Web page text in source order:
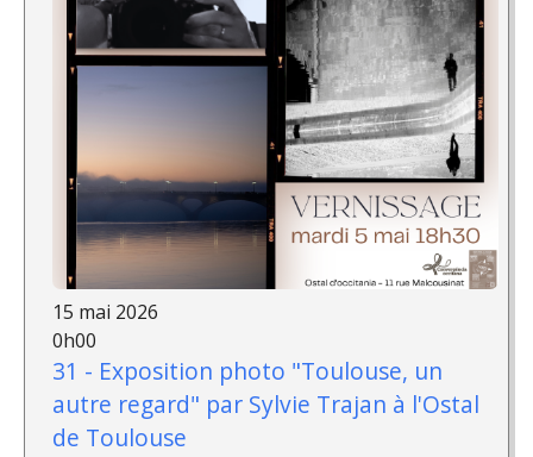
15 mai 2026
0h00
31 - Exposition photo "Toulouse, un
autre regard" par Sylvie Trajan à l'Ostal
de Toulouse